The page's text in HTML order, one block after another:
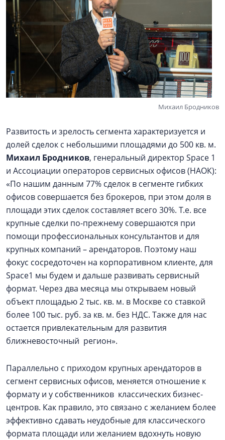
Михаил Бродников
Развитость и зрелость сегмента характеризуется и
долей сделок с небольшими площадями до 500 кв. м.
Михаил Бродников, генеральный директор Space 1
и Ассоциации операторов сервисных офисов (НАОК):
«По нашим данным 77% сделок в сегменте гибких
офисов совершается без брокеров, при этом доля в
площади этих сделок составляет всего 30%. Т.е. все
крупные сделки по-прежнему совершаются при
помощи профессиональных консультантов и для
крупных компаний – арендаторов. Поэтому наш
фокус сосредоточен на корпоративном клиенте, для
Space1 мы будем и дальше развивать сервисный
формат. Через два месяца мы открываем новый
объект площадью 2 тыс. кв. м. в Москве со ставкой
более 100 тыс. руб. за кв. м. без НДС. Также для нас
остается привлекательным для развития
ближневосточный регион».
Параллельно с приходом крупных арендаторов в
сегмент сервисных офисов, меняется отношение к
формату и у собственников классических бизнес-
центров. Как правило, это связано с желанием более
эффективно сдавать неудобные для классического
формата площади или желанием вдохнуть новую